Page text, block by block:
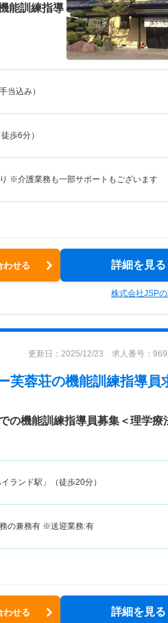
能訓練指導
当込み）
歩6分）
※介護業務も一部サポートもございます
わせる 詳細を見る
株式会社JSP
更新日：2025/12/23 求人番号：
芙蓉荘の機能訓練指導員
の機能訓練指導員募集＜理学療
ランド駅」（徒歩20分）
の兼務有 ※送迎業務:有
わせる 詳細を見る